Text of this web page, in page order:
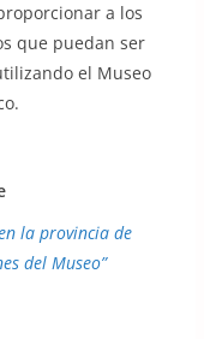
a los
que puedan ser
el Museo
la provincia de
del Museo”